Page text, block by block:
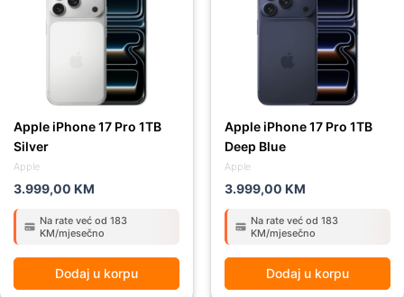
Apple
Apple iPhone 17 Pro 1TB
Silver
3.999,00 KM
Na rate već od 183
KM/mjesečno
Dodaj u korpu
Apple
Apple iPhone 17 Pro 1TB
Deep Blue
3.999,00 KM
Na rate već od 183
KM/mjesečno
Dodaj u korpu